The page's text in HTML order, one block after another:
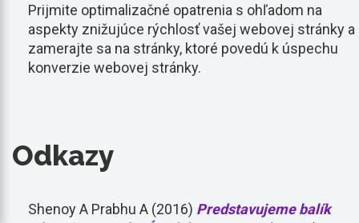
Prijmite optimalizačné opatrenia s ohľadom na
aspekty znižujúce rýchlosť vašej webovej stránky a
zamerajte sa na stránky, ktoré povedú k úspechu
konverzie webovej stránky.
Odkazy
Shenoy A Prabhu A (2016) Predstavujeme balík